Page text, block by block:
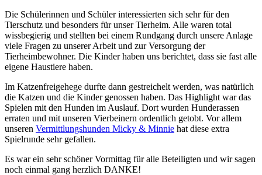
Die Schülerinnen und Schüler interessierten sich sehr für den
Tierschutz und besonders für unser Tierheim. Alle waren total
wissbegierig und stellten bei einem Rundgang durch unsere Anlage
viele Fragen zu unserer Arbeit und zur Versorgung der
Tierheimbewohner. Die Kinder haben uns berichtet, dass sie fast alle
eigene Haustiere haben.
Im Katzenfreigehege durfte dann gestreichelt werden, was natürlich
die Katzen und die Kinder genossen haben. Das Highlight war das
Spielen mit den Hunden im Auslauf. Dort wurden Hunderassen
erraten und mit unseren Vierbeinern ordentlich getobt. Vor allem
unseren Vermittlungshunden Micky & Minnie hat diese extra
Spielrunde sehr gefallen.
Es war ein sehr schöner Vormittag für alle Beteiligten und wir sagen
noch einmal gang herzlich DANKE!